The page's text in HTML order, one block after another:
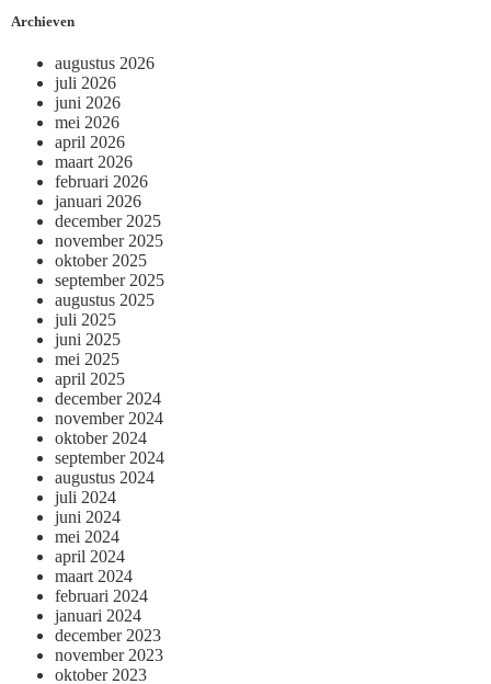
Archieven
augustus 2026
juli 2026
juni 2026
mei 2026
april 2026
maart 2026
februari 2026
januari 2026
december 2025
november 2025
oktober 2025
september 2025
augustus 2025
juli 2025
juni 2025
mei 2025
april 2025
december 2024
november 2024
oktober 2024
september 2024
augustus 2024
juli 2024
juni 2024
mei 2024
april 2024
maart 2024
februari 2024
januari 2024
december 2023
november 2023
oktober 2023